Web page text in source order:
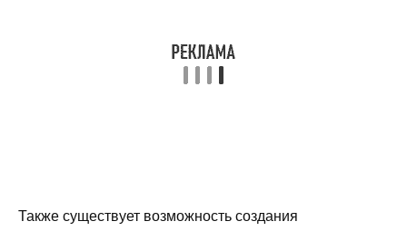
Также существует возможность создания